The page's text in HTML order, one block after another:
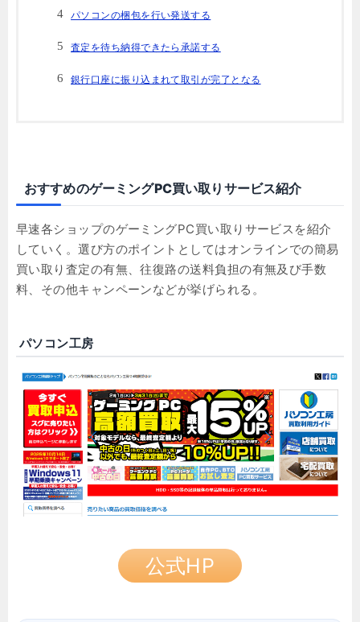
パソコンの梱包を行い発送する
査定を待ち納得できたら承諾する
銀行口座に振り込まれて取引が完了となる
おすすめのゲーミングPC買い取りサービス紹介
早速各ショップのゲーミングPC買い取りサービスを紹介
していく。選び方のポイントとしてはオンラインでの簡易
買い取り査定の有無、往復路の送料負担の有無及び手数
料、その他キャンペーンなどが挙げられる。
パソコン工房
公式HP